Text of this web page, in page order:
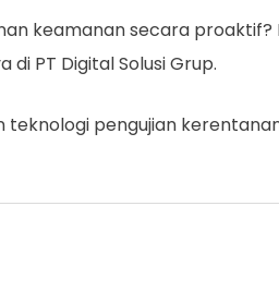
keamanan secara proaktif?
PT Digital Solusi Grup.
pengujian